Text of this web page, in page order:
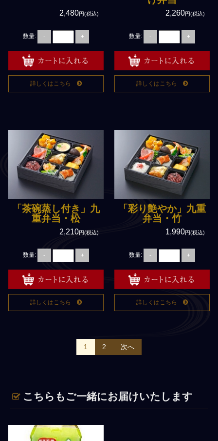
2,480円(税込)
数量: - +
詳しくはこちら
2,260円(税込)
数量: - +
詳しくはこちら
「茶碗蒸し付き」九
重弁当・松
2,210円(税込)
数量: - +
詳しくはこちら
「彩り艶やか」九重
弁当・竹
1,990円(税込)
数量: - +
詳しくはこちら
投稿ナビゲーション
1 2 次へ
こちらもご一緒にお届けいたします